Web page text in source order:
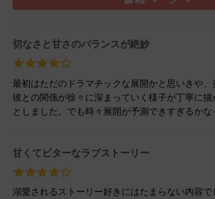
切なさと甘さのバランスが絶妙
最初はただのドラマチックな展開かと思いきや、
彼との関係が徐々に深まっていく様子が丁寧に
としました。でも時々展開が予測できすぎるかな
甘くてビターなラブストーリー
溺愛されるストーリー好きにはたまらない内容で